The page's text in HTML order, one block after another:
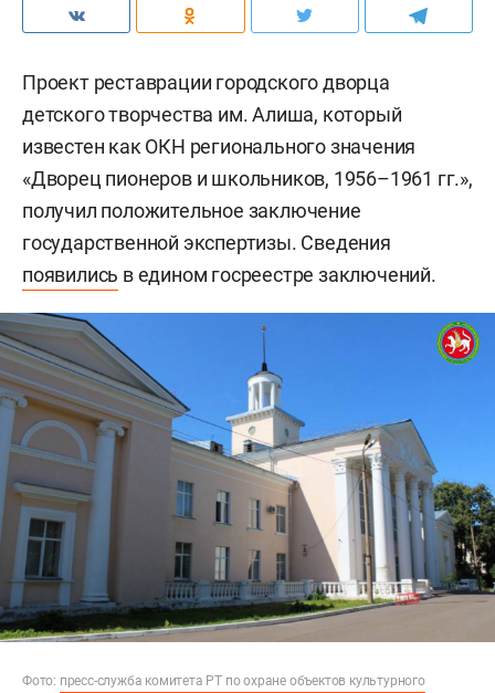
Проект реставрации городского дворца
детского творчества им. Алиша, который
известен как ОКН регионального значения
«Дворец пионеров и школьников, 1956–1961 гг.»,
получил положительное заключение
государственной экспертизы. Сведения
появились в едином госреестре заключений.
Фото: пресс-служба комитета РТ по охране объектов культурного